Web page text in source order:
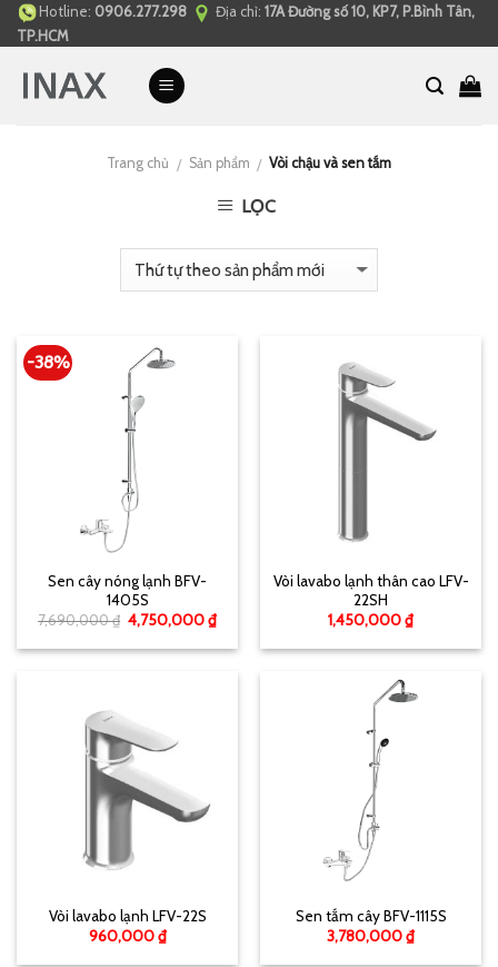
Skip
to
content
Hotline: 0906.277.298 Địa chỉ: 17A Đường số 10, KP7, P.Bình Tân,
TP.HCM
Trang chủ / Sản phẩm / Vòi chậu và sen tắm
LỌC
-38%
Sen cây nóng lạnh BFV-
1405S
7,690,000₫ 4,750,000₫
Vòi lavabo lạnh thân cao LFV-
22SH
1,450,000₫
Vòi lavabo lạnh LFV-22S
960,000₫
Sen tắm cây BFV-1115S
3,780,000₫